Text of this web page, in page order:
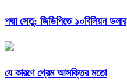
পদ্মা সেতু: জিডিপিতে ১০বিলিয়ন ডলার
যে কারণে প্রেম আসক্তির মতো